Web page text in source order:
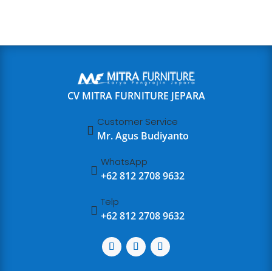
CV MITRA FURNITURE JEPARA

Customer Service
Mr. Agus Budiyanto

WhatsApp
+62 812 2708 9632

Telp
+62 812 2708 9632